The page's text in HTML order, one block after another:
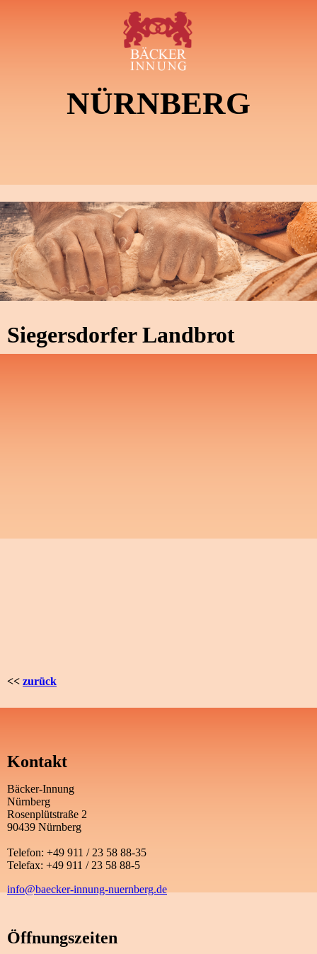
NÜRNBERG
Siegersdorfer Landbrot
<< zurück
Kontakt
Bäcker-Innung
Nürnberg
Rosenplütstraße 2
90439 Nürnberg
Telefon: +49 911 / 23 58 88-35
Telefax: +49 911 / 23 58 88-5
info@baecker-innung-nuernberg.de
Öffnungszeiten